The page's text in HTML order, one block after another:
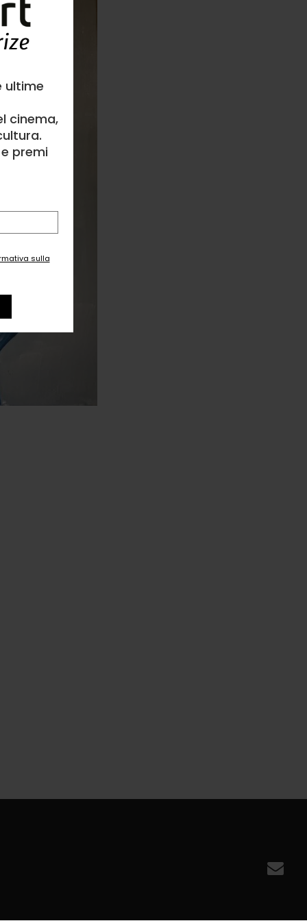
ultime
cinema,
premi
sulla